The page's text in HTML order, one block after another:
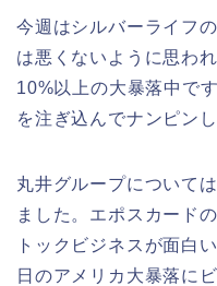
今週はシルバーライフ
は悪くないように思わ
10%以上の大暴落中で
を注ぎ込んでナンピン
丸井グループについて
ました。エポスカード
トックビジネスが面白
日のアメリカ大暴落に